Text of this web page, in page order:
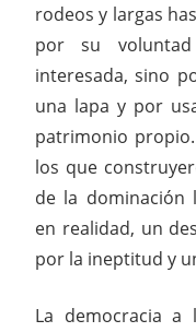
rodeos y largas
por su
interesada, sino
una lapa y por
patrimonio
los que
de la dominación
en realidad, un
por la ineptitud y
La democracia